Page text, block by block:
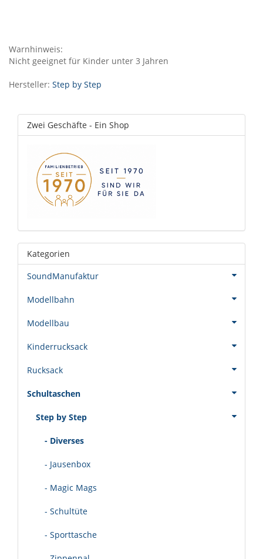
Warnhinweis:
Nicht geeignet für Kinder unter 3 Jahren
Hersteller: Step by Step
Zwei Geschäfte - Ein Shop
Kategorien
SoundManufaktur
Modellbahn
Modellbau
Kinderrucksack
Rucksack
Schultaschen
Step by Step
- Diverses
- Jausenbox
- Magic Mags
- Schultüte
- Sporttasche